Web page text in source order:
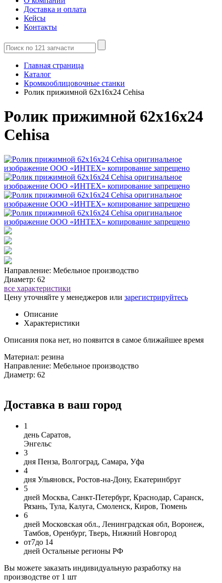
Доставка и оплата
Кейсы
Контакты
Главная страница
Каталог
Кромкооблицовочные станки
Ролик прижимной 62x16x24 Cehisa
Ролик прижимной 62x16x24
Cehisa
Направление: Мебельное производство
Диаметр: 62
все характеристики
Цену уточняйте у менеджеров или зарегистрируйтесь
Описание
Характеристики
Описания пока нет, но появится в самое ближайшее время
Материал: резина
Направление: Мебельное производство
Диаметр: 62
Доставка в ваш город
1
день Саратов,
Энгельс
3
дня Пенза, Волгоград, Самара, Уфа
4
дня Ульяновск, Ростов-на-Дону, Екатеринбруг
5
дней Москва, Санкт-Петербург, Краснодар, Саранск,
Рязань, Тула, Калуга, Смоленск, Киров, Тюмень
6
дней Московская обл., Ленинградская обл, Воронеж,
Тамбов, Оренбург, Тверь, Нижний Новгород
от7до 14
дней Остальные регионы РФ
Вы можете заказать индивидуальную разработку на
производстве от 1 шт